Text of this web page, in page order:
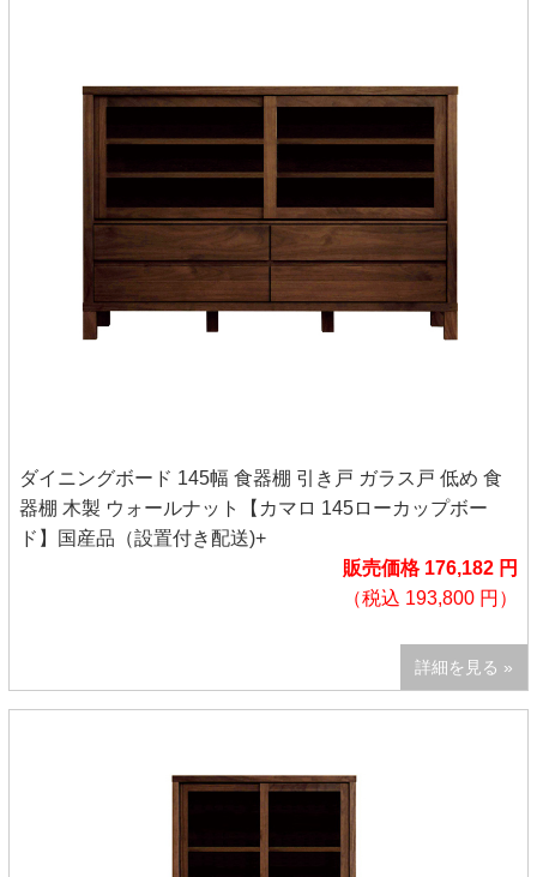
ダイニングボード 145幅 食器棚 引き戸 ガラス戸 低め 食
器棚 木製 ウォールナット【カマロ 145ローカップボー
ド】国産品（設置付き配送)+
販売価格 176,182 円
（税込 193,800 円）
詳細を見る »